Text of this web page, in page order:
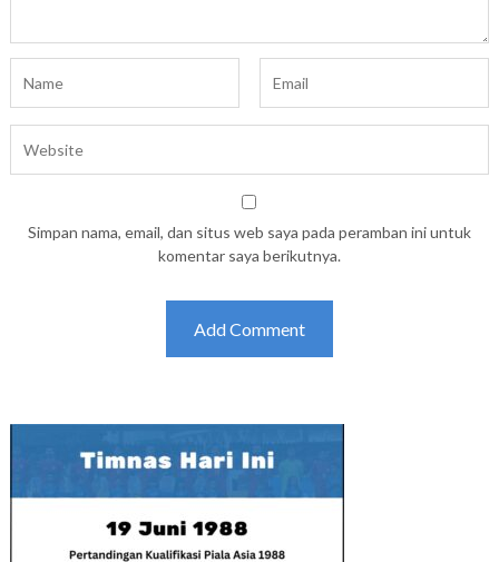
Simpan nama, email, dan situs web saya pada peramban ini untuk
komentar saya berikutnya.